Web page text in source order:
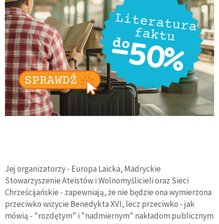
Jej organizatorzy - Europa Laicka, Madryckie
Stowarzyszenie Ateistów i Wolnomyślicieli oraz Sieci
Chrześcijańskie - zapewniają, że nie będzie ona wymierzona
przeciwko wizycie Benedykta XVI, lecz przeciwko - jak
mówią - "rozdętym" i "nadmiernym" nakładom publicznym